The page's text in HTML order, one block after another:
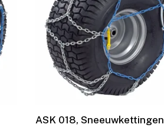
ASK 018, Sneeuwkettingen